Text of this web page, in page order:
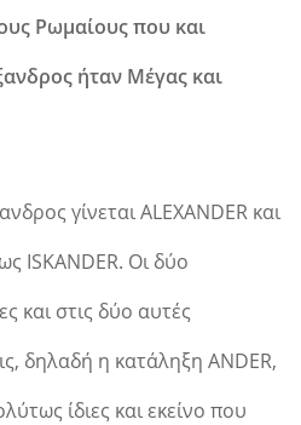
Ρωμαίους που και
ήταν Μέγας και
γίνεται ALEXANDER και
ISKANDER. Οι δύο
και στις δύο αυτές
δηλαδή η κατάληξη ANDER,
ίδιες και εκείνο που